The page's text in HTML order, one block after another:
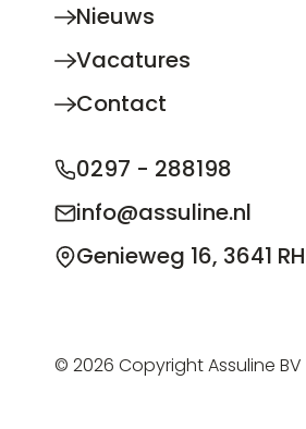
Nieuws
Vacatures
Contact
0297 - 288198
info@assuline.nl
Genieweg 16, 3641
© 2026 Copyright Assuline BV